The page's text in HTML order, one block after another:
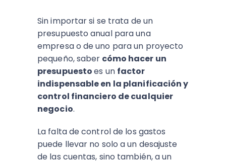
Sin importar si se trata de un
presupuesto anual para una
empresa o de uno para un proyecto
pequeño, saber cómo hacer un
presupuestoes un factor
indispensable en la planificación y
control financiero de cualquier
negocio.
La falta de control de los gastos
puede llevar no solo a un desajuste
de las cuentas, sino también, a un